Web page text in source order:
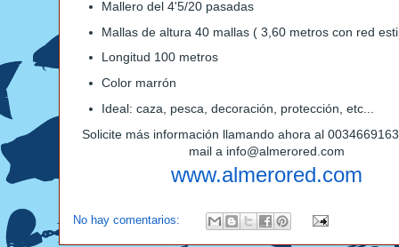
Mallero del 4'5/20 pasadas
Mallas de altura 40 mallas ( 3,60 metros con red
Longitud 100 metros
Color marrón
Ideal: caza, pesca, decoración, protección, etc...
Solicite más información llamando ahora al
mail a info@almerored.com
www.almerored.com
No hay comentarios: